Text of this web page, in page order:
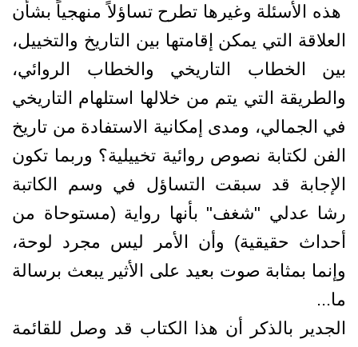
‎ هذه الأسئلة وغيرها تطرح تساؤلاً منهجياً بشأن
العلاقة التي يمكن إقامتها بين التاريخ ‏والتخييل،
بين الخطاب التاريخي والخطاب الروائي،
والطريقة التي يتم من خلالها استلهام ‏التاريخي
في الجمالي، ومدى إمكانية الاستفادة من تاريخ
الفن لكتابة نصوص روائية ‏تخييلية؟ وربما تكون
الإجابة قد سبقت التساؤل في وسم الكاتبة
رشا عدلي "شغف" بأنها ‏رواية (مستوحاة من
أحداث حقيقية) وأن الأمر ليس مجرد لوحة،
وإنما بمثابة صوت بعيد ‏على الأثير يبعث برسالة
ما...‏
الجدير بالذكر أن هذا الكتاب قد وصل للقائمة